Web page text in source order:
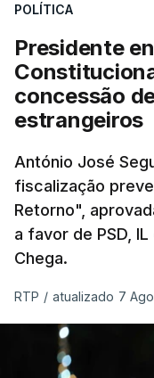
sistema mais
"Sempre que seja
eliminar
chegam a quem
um passo na
Presidente da
Assegurar
prejudicado"
O Preisdente
avisos:uma
POLÍTICA
Presidente
concessão
estrangeiros
António José
fiscalização
Retorno",
a favor de PSD,
Chega.
RTP / atualizado 7